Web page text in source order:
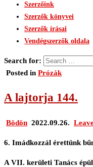
Szerzőink
Szerzők könyvei
Szerzők írásai
Vendégszerzők oldala
Search for:
Posted in Prózák
A lajtorja 144.
Bödön 2022.09.26.
6. Imádkozzál érettünk
A VII. kerületi Tanács